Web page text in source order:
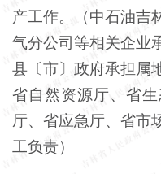
产工作。（中石油吉
气分公司等相关企业
县〔市〕政府承担属
省自然资源厅、省
厅、省应急厅、省市
工负责）